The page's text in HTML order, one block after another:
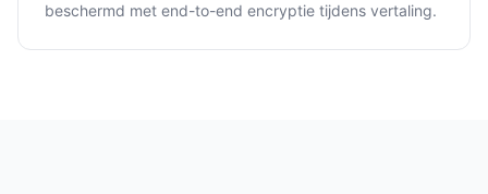
beschermd met end-to-end encryptie tijdens vertaling.